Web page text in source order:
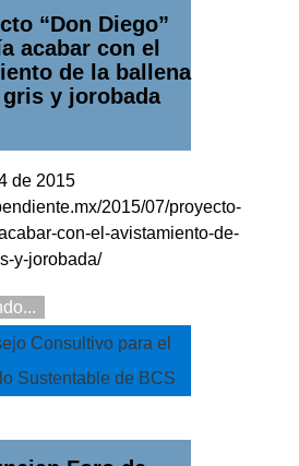
“Don Diego”
acabar con el
de la ballena
y jorobada
de 2015
2015/07/proyecto-
con-el-avistamiento-de-
y-jorobada/
Consultivo para el
Sustentable de BCS